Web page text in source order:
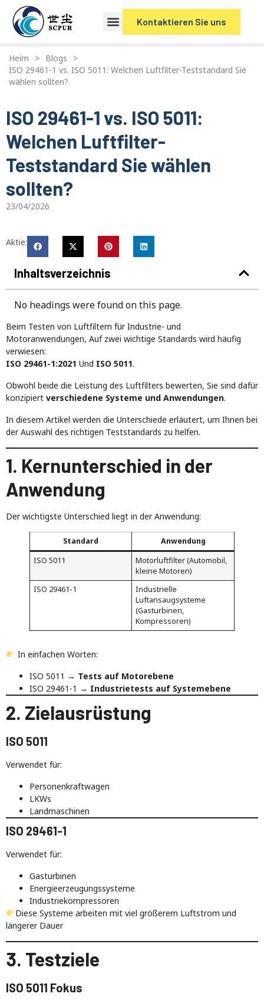
Kontaktieren Sie uns
Heim > Blogs
>
ISO 29461-1 vs. ISO 5011: Welchen Luftfilter-Teststandard Sie
wählen sollten?
ISO 29461-1 vs. ISO 5011:
Welchen Luftfilter-
Teststandard Sie wählen
sollten?
23/04/2026
Aktie:
Inhaltsverzeichnis
No headings were found on this page.
Beim Testen von Luftfiltern für Industrie- und
Motoranwendungen, Auf zwei wichtige Standards wird häufig
verwiesen:
ISO 29461-1:2021 Und ISO 5011.
Obwohl beide die Leistung des Luftfilters bewerten, Sie sind dafür
konzipiert verschiedene Systeme und Anwendungen.
In diesem Artikel werden die Unterschiede erläutert, um Ihnen bei
der Auswahl des richtigen Teststandards zu helfen.
1. Kernunterschied in der
Anwendung
Der wichtigste Unterschied liegt in der Anwendung:
Standard
Anwendung
ISO 5011
Motorluftfilter (Automobil,
kleine Motoren)
ISO 29461-1
Industrielle
Luftansaugsysteme
(Gasturbinen,
Kompressoren)
In einfachen Worten:
ISO 5011 → Tests auf Motorebene
ISO 29461-1 → Industrietests auf Systemebene
2. Zielausrüstung
ISO 5011
Verwendet für:
Personenkraftwagen
LKWs
Landmaschinen
ISO 29461-1
Verwendet für:
Gasturbinen
Energieerzeugungssysteme
Industriekompressoren
Diese Systeme arbeiten mit viel größerem Luftstrom und
längerer Dauer
3. Testziele
ISO 5011 Fokus